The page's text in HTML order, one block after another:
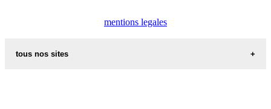
mentions legales
tous nos sites